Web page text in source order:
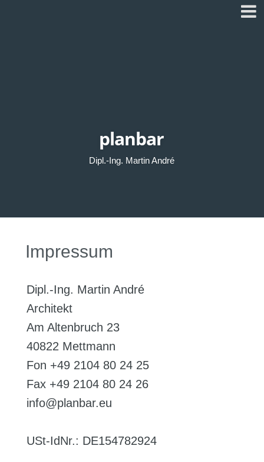
planbar
Dipl.-Ing. Martin André
Impressum
Dipl.-Ing. Martin André
Architekt
Am Altenbruch 23
40822 Mettmann
Fon +49 2104 80 24 25
Fax +49 2104 80 24 26
info@planbar.eu
USt-IdNr.: DE154782924